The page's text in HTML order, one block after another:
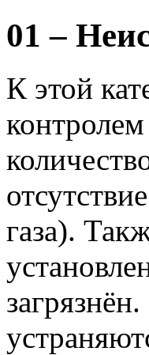
01 –
К этой
газа).